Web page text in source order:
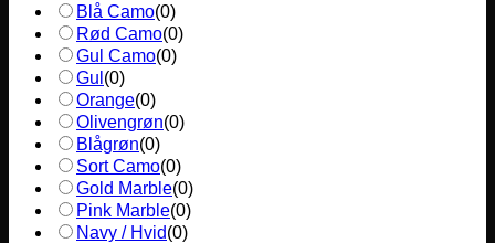
Blå Camo(0)
Rød Camo(0)
Gul Camo(0)
Gul (0)
Orange(0)
Olivengrøn(0)
Blågrøn(0)
Sort Camo(0)
Gold Marble(0)
Pink Marble(0)
Navy / Hvid(0)